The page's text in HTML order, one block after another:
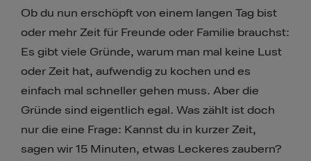
Ob du nun erschöpft von einem langen Tag bist
oder mehr Zeit für Freunde oder Familie brauchst:
Es gibt viele Gründe, warum man mal keine Lust
oder Zeit hat, aufwendig zu kochen und es
einfach mal schneller gehen muss. Aber die
Gründe sind eigentlich egal. Was zählt ist doch
nur die eine Frage: Kannst du in kurzer Zeit,
sagen wir 15 Minuten, etwas Leckeres zaubern?